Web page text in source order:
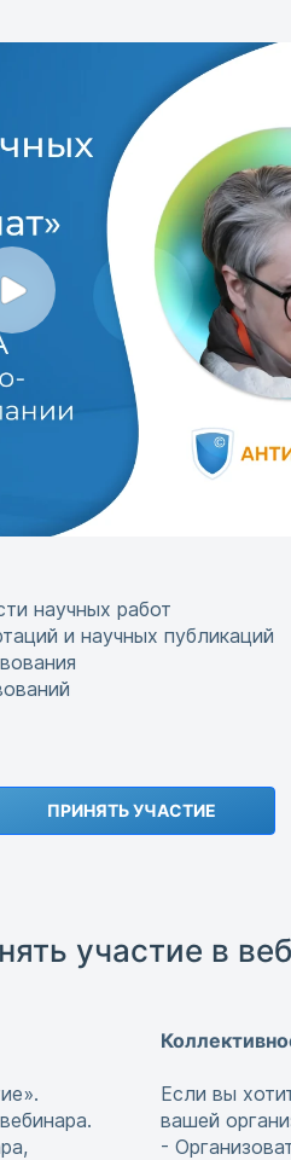
научных работ
и научных публикаций
ПРИНЯТЬ УЧАСТИЕ
участие в
Если вы
вашей
-